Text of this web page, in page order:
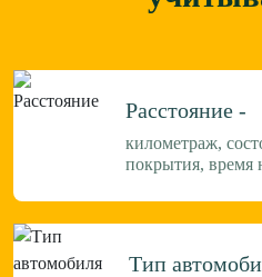
Расстояние -
километраж,
покрытия, время
Тип